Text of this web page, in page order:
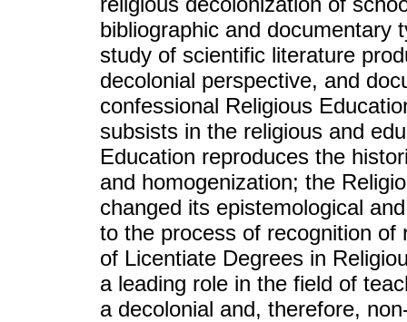
bibliographic and documentary
study of scientific literature
decolonial perspective, and
confessional Religious
subsists in the religious and
Education reproduces the
and homogenization; the
changed its epistemological
to the process of recognition of
of Licentiate Degrees in
a leading role in the field of
a decolonial and, therefore,